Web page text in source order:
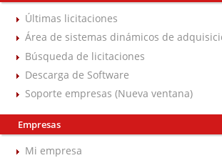
Últimas licitaciones
Área de sistemas dinámicos de
Búsqueda de licitaciones
Descarga de Software
Soporte empresas (Nueva ventana)
Empresas
Mi empresa